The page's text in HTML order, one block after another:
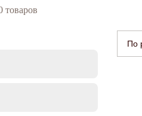
товаров
По